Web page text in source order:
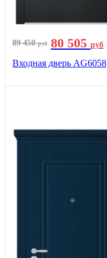
89 450руб 80 505 руб
Входная дверь AG6058